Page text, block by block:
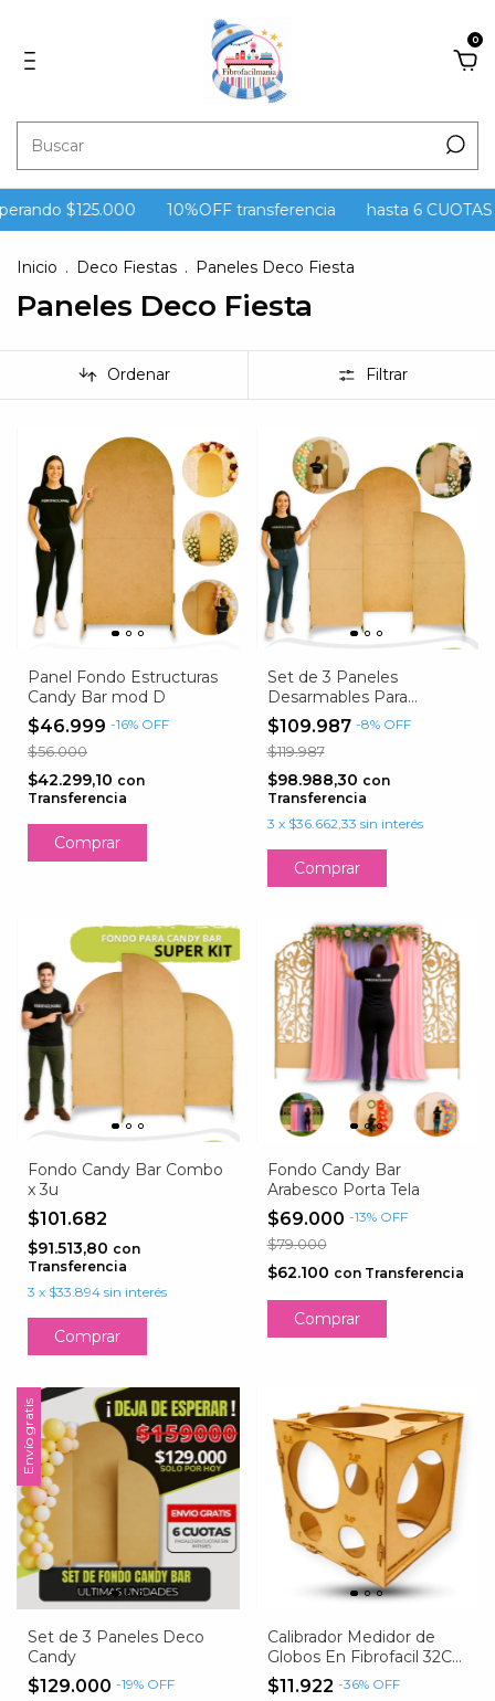
0
$125.000 10%OFF transferencia hasta 6 CUOTAS
Inicio . Deco Fiestas . Paneles Deco Fiesta
Paneles Deco Fiesta
Ordenar Filtrar
Panel Fondo Estructuras
Candy Bar mod D
$46.999 -16% OFF
$56.000
$42.299,10 con
Transferencia
Set de 3 Paneles
Desarmables Para
Fondos
$109.987 -8% OFF
$119.987
$98.988,30 con
Transferencia
3 x $36.662,33 sin interés
Fondo Candy Bar Combo
x 3u
$101.682
$91.513,80 con
Transferencia
3 x $33.894 sin interés
Fondo Candy Bar
Arabesco Porta Tela
$69.000 -13% OFF
$79.000
$62.100 con Transferencia
Envío gratis
Set de 3 Paneles Deco
Candy
$129.000 -19% OFF
Calibrador Medidor de
Globos En Fibrofacil 32CM
X32CM
$11.922 -36% OFF